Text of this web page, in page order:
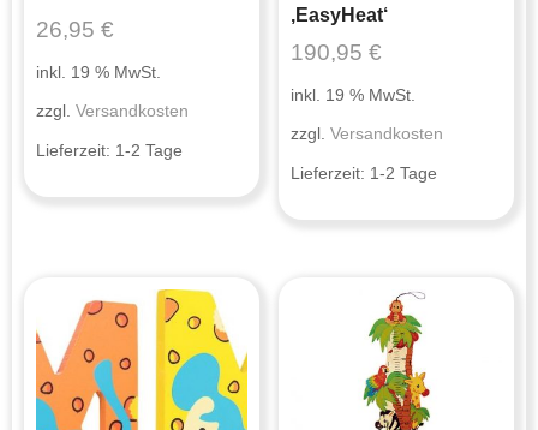
26,95 €
inkl. 19 % MwSt.
zzgl. Versandkosten
Lieferzeit: 1-2 Tage
‚EasyHeat‘
190,95€
inkl. 19 % MwSt.
zzgl.Versandkosten
Lieferzeit: 1-2 Tage